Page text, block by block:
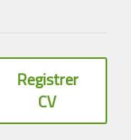
Registrer
CV